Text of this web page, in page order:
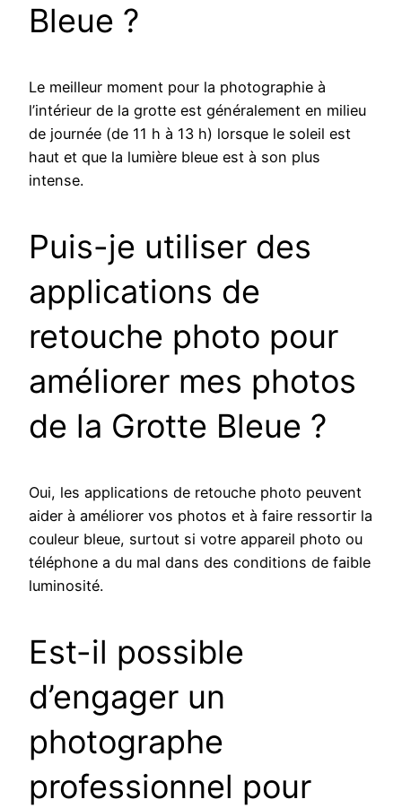
Bleue ?
Le meilleur moment pour la photographie à
l’intérieur de la grotte est généralement en milieu
de journée (de 11 h à 13 h) lorsque le soleil est
haut et que la lumière bleue est à son plus
intense.
Puis-je utiliser des
applications de
retouche photo pour
améliorer mes photos
de la Grotte Bleue ?
Oui, les applications de retouche photo peuvent
aider à améliorer vos photos et à faire ressortir la
couleur bleue, surtout si votre appareil photo ou
téléphone a du mal dans des conditions de faible
luminosité.
Est-il possible
d’engager un
photographe
professionnel pour